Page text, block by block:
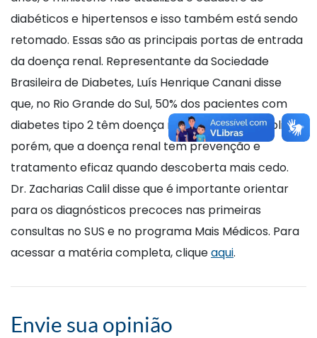
diabéticos e hipertensos e isso também está sendo
retomado. Essas são as principais portas de entrada
da doença renal. Representante da Sociedade
Brasileira de Diabetes, Luís Henrique Canani disse
que, no Rio Grande do Sul, 50% dos pacientes com
diabetes tipo 2 têm doença renal. O médico explicou,
porém, que a doença renal tem prevenção e
tratamento eficaz quando descoberta mais cedo.
Dr. Zacharias Calil disse que é importante orientar
para os diagnósticos precoces nas primeiras
consultas no SUS e no programa Mais Médicos. Para
acessar a matéria completa, cliqueaqui.
Envie sua opinião